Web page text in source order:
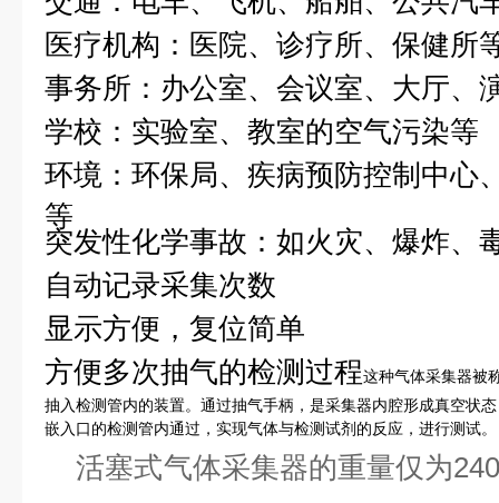
医疗机构：医院、诊疗所、保健所
事务所：办公室、会议室、大厅、
学校：实验室、教室的空气污染等
环境：环保局、疾病预防控制中心
等
突发性化学事故：如火灾、爆炸、
自动记录采集次数
显示方便，复位简单
方便多次抽气的检测过程这种气体采集器被
抽入检测管内的装置。通过抽气手柄，是采集器内腔形成真空状
嵌入口的检测管内通过，实现气体与检测试剂的反应，进行测试。
活塞式气体采集器的重量仅为